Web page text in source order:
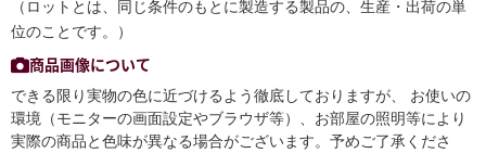
（ロットとは、同じ条件のもとに製造する製品の、生産・出荷の単
位のことです。）
商品画像について
できる限り実物の色に近づけるよう徹底しておりますが、 お使いの
環境（モニターの画面設定やブラウザ等）、お部屋の照明等により
実際の商品と色味が異なる場合がございます。予めご了承くださ